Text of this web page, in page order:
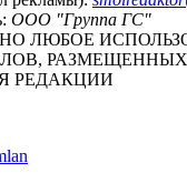
ООО "Группа ГС"
ЛЮБОЕ
РАЗМЕЩЕННЫХ
РЕДАКЦИИ